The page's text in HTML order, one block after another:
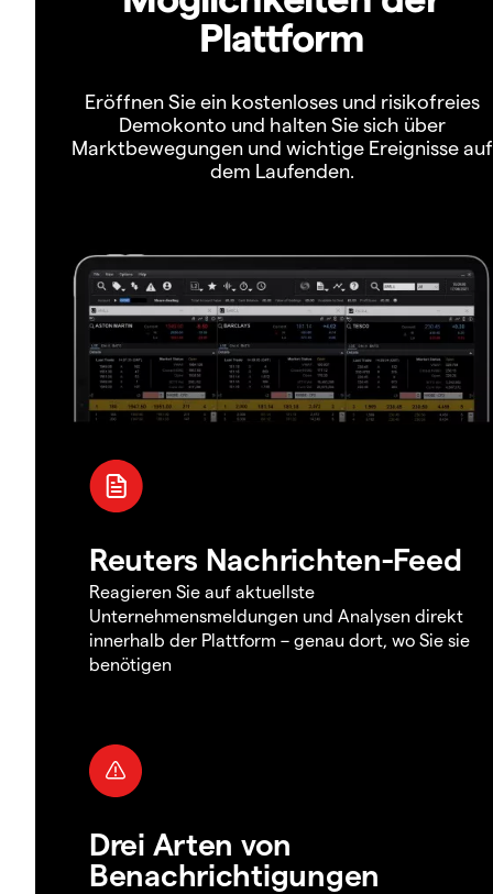
Plattform
Eröffnen Sie ein kostenloses und risikofreies
Demokonto und halten Sie sich über
Marktbewegungen und wichtige Ereignisse auf
dem Laufenden.
Reuters Nachrichten-Feed
Reagieren Sie auf aktuellste
Unternehmensmeldungen und Analysen direkt
innerhalb der Plattform – genau dort, wo Sie sie
benötigen
Drei Arten von
Benachrichtigungen